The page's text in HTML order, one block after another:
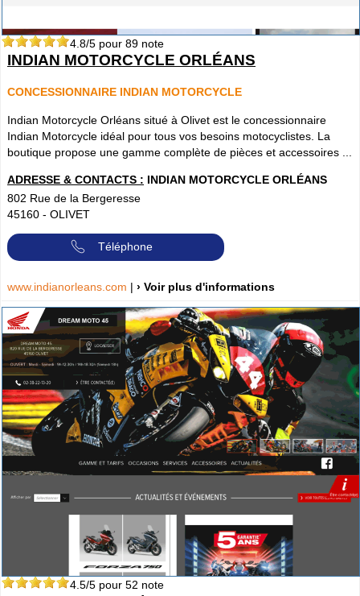
4.8/5 pour 89 note
INDIAN MOTORCYCLE ORLÉANS
CONCESSIONNAIRE INDIAN MOTORCYCLE
Indian Motorcycle Orléans situé à Olivet est le concessionnaire
Indian Motorcycle idéal pour tous vos besoins motocyclistes. La
boutique propose une gamme complète de pièces et accessoires ...
ADRESSE & CONTACTS : INDIAN MOTORCYCLE ORLÉANS
802 Rue de la Bergeresse
45160 - OLIVET
Téléphone
www.indianorleans.com | › Voir plus d'informations
4.5/5 pour 52 note